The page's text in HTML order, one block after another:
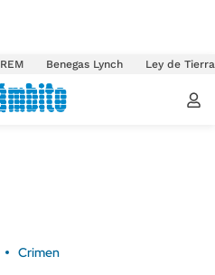
REM Benegas Lynch Ley de
Crimen